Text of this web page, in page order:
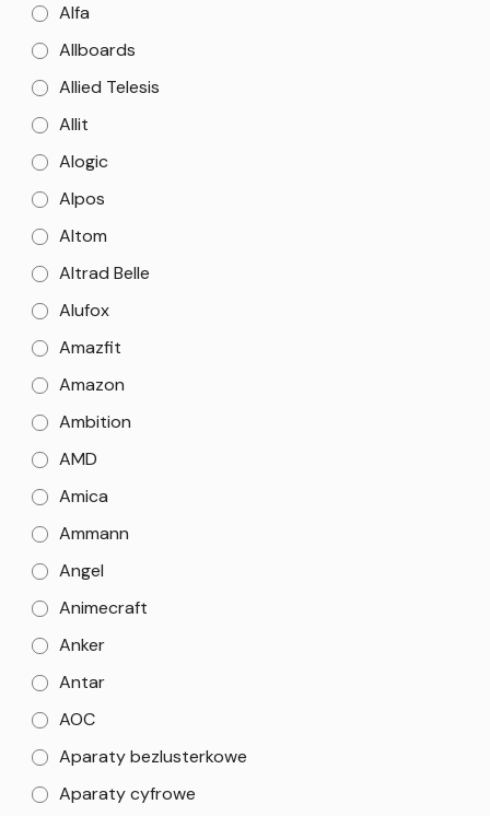
Alfa
Allboards
Allied Telesis
Allit
Alogic
Alpos
Altom
Altrad Belle
Alufox
Amazfit
Amazon
Ambition
AMD
Amica
Ammann
Angel
Animecraft
Anker
Antar
AOC
Aparaty bezlusterkowe
Aparaty cyfrowe